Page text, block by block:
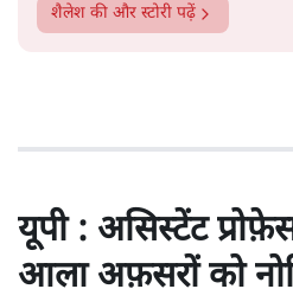
शैलेश की और स्टोरी पढ़ें
यूपी : असिस्टेंट
आला अफ़सरों को